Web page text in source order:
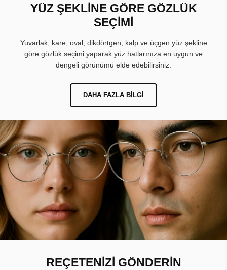
YÜZ ŞEKLİNE GÖRE GÖZLÜK
SEÇİMİ
Yuvarlak, kare, oval, dikdörtgen, kalp ve üçgen yüz şekline
göre gözlük seçimi yaparak yüz hatlarınıza en uygun ve
dengeli görünümü elde edebilirsiniz.
DAHA FAZLA BILGI
REÇETENİZİ GÖNDERİN